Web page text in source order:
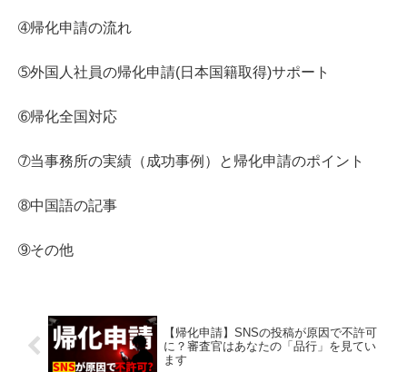
➃帰化申請の流れ
➄外国人社員の帰化申請(日本国籍取得)サポート
➅帰化全国対応
➆当事務所の実績（成功事例）と帰化申請のポイント
➇中国語の記事
➈その他
【帰化申請】SNSの投稿が原因で不許可
に？審査官はあなたの「品行」を見てい
ます